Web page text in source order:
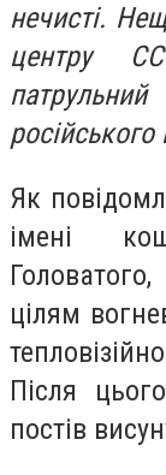
нечисті.
центру
Як
імені
цілям
Після
постів